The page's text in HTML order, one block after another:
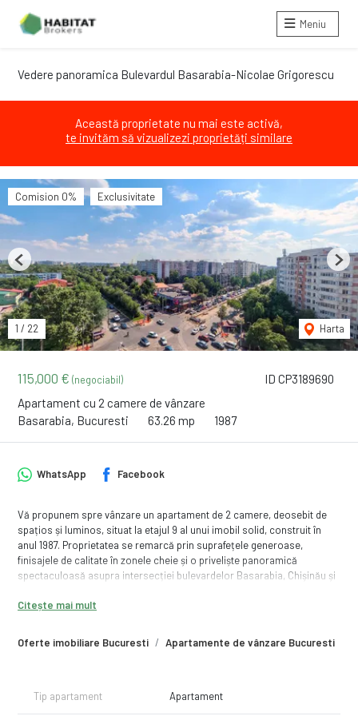
Meniu
Vedere panoramica Bulevardul Basarabia-Nicolae Grigorescu
Această proprietate nu mai este activă,
te invităm să vizualizezi proprietăți similare
ID CP3189690
115,000 € (negociabil)
Apartament cu 2 camere de vânzare
Basarabia, Bucuresti
63.26 mp 1987
Comision 0% Exclusivitate
1 / 22 Harta
Previous Next
Oferte imobiliare Bucuresti Apartamente de vânzare Bucuresti
WhatsApp Facebook
Vă propunem spre vânzare un apartament de 2 camere, deosebit de
spațios și luminos, situat la etajul 9 al unui imobil solid, construit în
anul 1987. Proprietatea se remarcă prin suprafețele generoase,
finisajele de calitate în zonele cheie și o priveliște panoramică
spectaculoasă asupra intersecției bulevardelor Basarabia, Chișinău și
totală de 63 mp (57 mp suprafață utilă interioară + 6 mp balcon), fiind
spațiu generos este ideal pentru relaxare și zona de entertainment.
Citește mai mult
Tip apartament Apartament